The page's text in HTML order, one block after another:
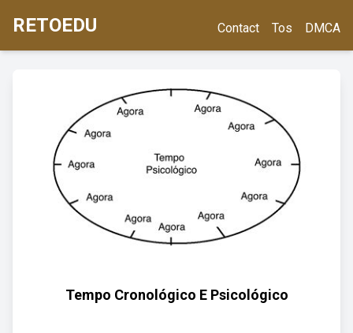
RETOEDU Contact Tos DMCA
Tempo Cronológico E Psicológico